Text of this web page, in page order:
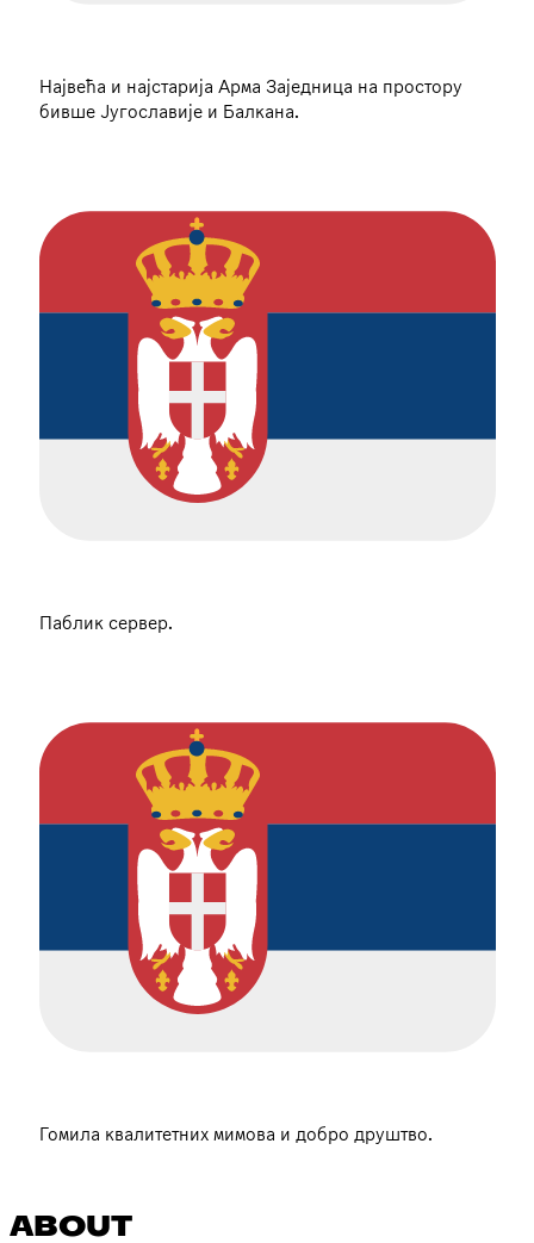
Највећа и најстарија Арма Заједница на простору
бивше Југославије и Балкана.
Паблик сервер.
Гомила квалитетних мимова и добро друштво.
ABOUT